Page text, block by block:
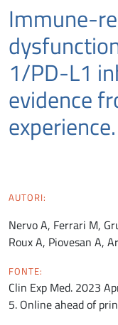
Immune-
1/PD-L1
evidence
experience.
AUTORI:
Nervo A, Ferrari M,
Roux A, Piovesan A,
FONTE:
Clin Exp Med. 2023
5. Online ahead of